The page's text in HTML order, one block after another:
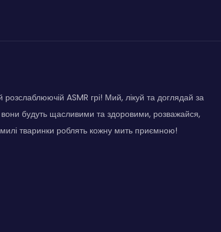
ASMR грі! Мий, лікуй та доглядай за
будуть щасливими та здоровими, розважайся,
тваринки роблять кожну мить приємною!